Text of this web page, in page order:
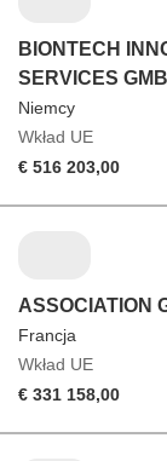
BIONTECH
SERVICES
Niemcy
Wkład UE
€ 516 203,00
ASSOCIATION
Francja
Wkład UE
€ 331 158,00